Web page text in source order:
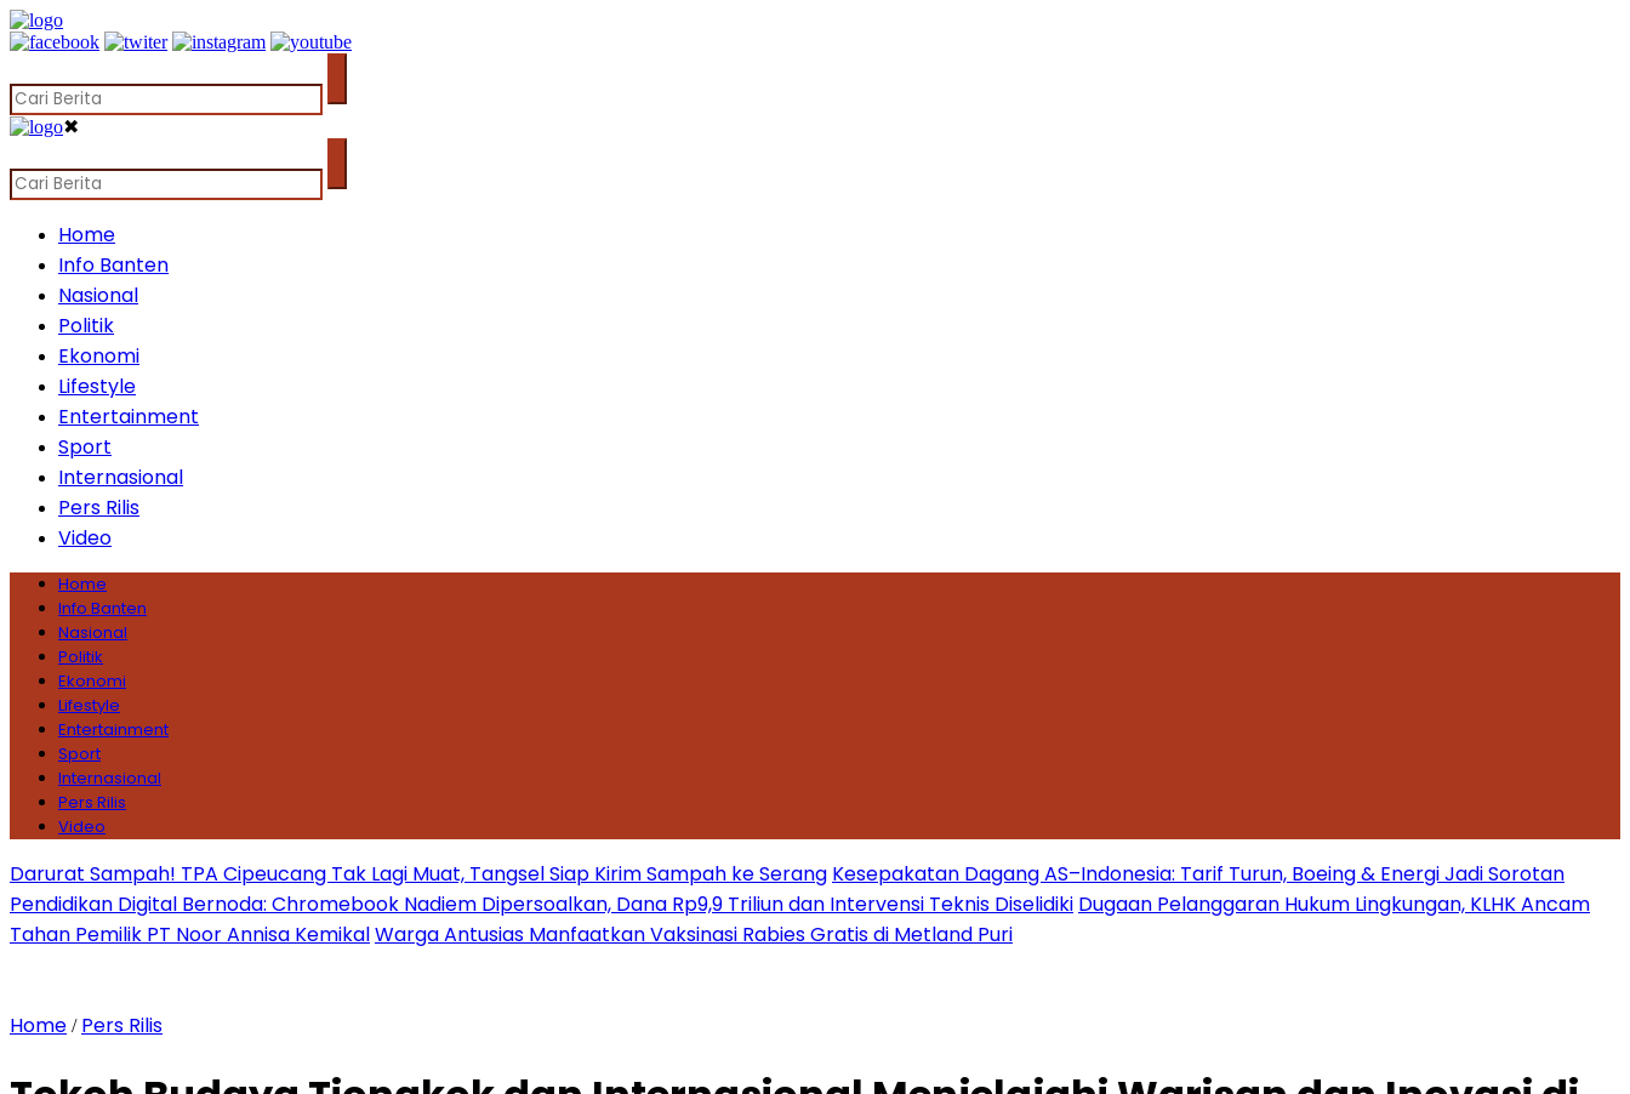
✖
Home
Info Banten
Nasional
Politik
Ekonomi
Lifestyle
Entertainment
Sport
Internasional
Pers Rilis
Video
Home
Info Banten
Nasional
Politik
Ekonomi
Lifestyle
Entertainment
Sport
Internasional
Pers Rilis
Video
Darurat Sampah! TPA Cipeucang Tak Lagi Muat, Tangsel Siap Kirim Sampah ke Serang Kesepakatan Dagang AS–Indonesia: Tarif Turun, Boeing & Energi Jadi Sorotan
Pendidikan Digital Bernoda: Chromebook Nadiem Dipersoalkan, Dana Rp9,9 Triliun dan Intervensi Teknis Diselidiki Dugaan Pelanggaran Hukum Lingkungan, KLHK Ancam
Tahan Pemilik PT Noor Annisa KemikalWarga Antusias Manfaatkan Vaksinasi Rabies Gratis di Metland Puri
Home / Pers Rilis